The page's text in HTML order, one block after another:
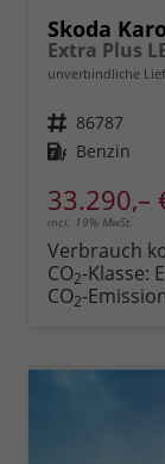
Skoda
unverbindliche
Fahrzeugnr. 86787
Kraftstoff Benzin
33.290,–
incl. 19% MwSt.
Verbrauch
CO2-Klasse: E
CO2-